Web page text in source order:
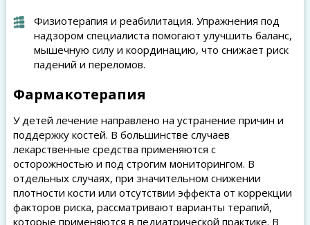
Физиотерапия и реабилитация. Упражнения под
надзором специалиста помогают улучшить баланс,
мышечную силу и координацию, что снижает риск
падений и переломов.
Фармакотерапия
У детей лечение направлено на устранение причин и
поддержку костей. В большинстве случаев
лекарственные средства применяются с
осторожностью и под строгим мониторингом. В
отдельных случаях, при значительном снижении
плотности кости или отсутствии эффекта от коррекции
факторов риска, рассматривают варианты терапий,
которые применяются в педиатрической практике. В